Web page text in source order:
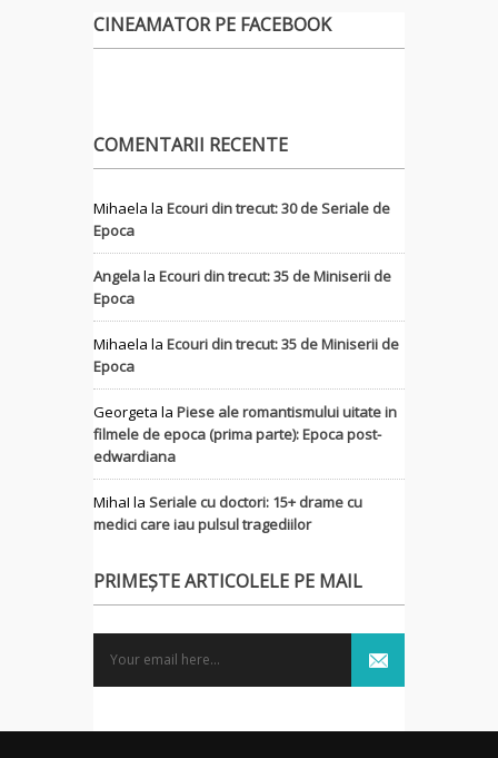
CINEAMATOR PE FACEBOOK
COMENTARII RECENTE
Mihaela la Ecouri din trecut: 30 de Seriale de
Epoca
Angelala Ecouri din trecut: 35 de Miniserii de
Epoca
Mihaela la Ecouri din trecut: 35 de Miniserii de
Epoca
Georgeta la Piese ale romantismului uitate in
filmele de epoca (prima parte): Epoca post-
edwardiana
MihaI la Seriale cu doctori: 15+ drame cu
medici care iau pulsul tragediilor
PRIMEȘTE ARTICOLELE PE MAIL